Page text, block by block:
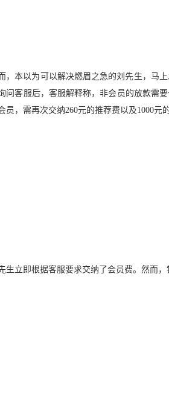
，本以为可以解决燃眉之急的刘先生，马
问客服后，客服解释称，非会员的放款需
员，需再次交纳260元的推荐费以及1000元
生立即根据客服要求交纳了会员费。然而